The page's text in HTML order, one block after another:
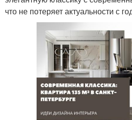
что не потеряет актуальности с